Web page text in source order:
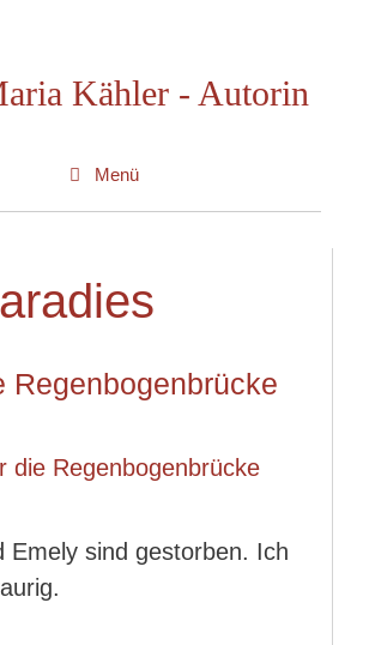
Kähler - Autorin
Menü
Regenbogenbrücke
Emely sind gestorben. Ich